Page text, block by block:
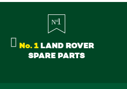
No. 1LAND ROVER
SPARE PARTS